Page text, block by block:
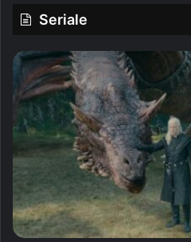
Seriale